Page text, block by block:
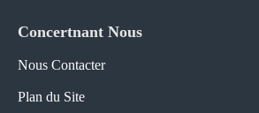
Concertnant Nous
Nous Contacter
Plan du Site